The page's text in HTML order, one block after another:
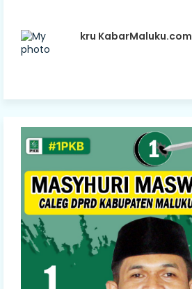
kru KabarMaluku.com